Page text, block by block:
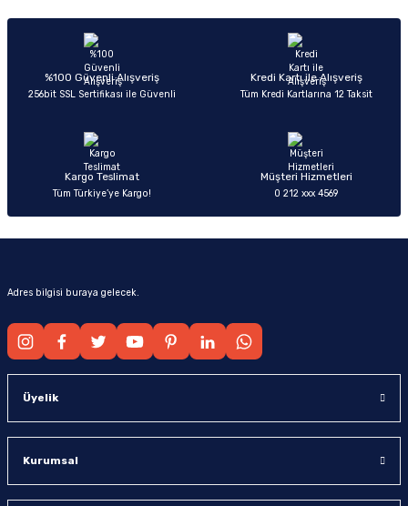
Ürün açıklamasında eksik bilgiler bulunuyor.
Ürün bilgilerinde hatalar bulunuyor.
Ürün fiyatı diğer sitelerden daha pahalı.
Sitemize ilk yorumu siz yapın!
%100 Güvenli Alışveriş
256bit SSL Sertifikası ile Güvenli
Kredi Kartı ile Alışveriş
Tüm Kredi Kartlarına 12 Taksit
Kargo Teslimat
Tüm Türkiye’ye Kargo!
Müşteri Hizmetleri
0 212 xxx 4569
Adres bilgisi buraya gelecek.
Üyelik
Kurumsal